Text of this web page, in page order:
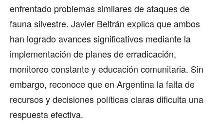
enfrentado problemas similares de ataques de
fauna silvestre. Javier Beltrán explica que ambos
han logrado avances significativos mediante la
implementación de planes de erradicación,
monitoreo constante y educación comunitaria. Sin
embargo, reconoce que en Argentina la falta de
recursos y decisiones políticas claras dificulta una
respuesta efectiva.